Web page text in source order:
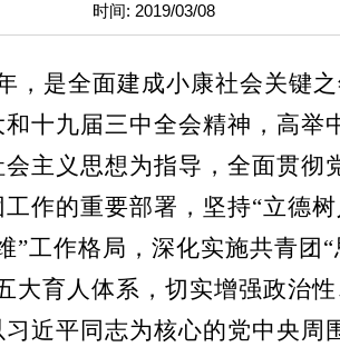
时间: 2019/03/08
，是全面建成小康社会关键之
十九届三中全会精神，高举
主义思想为指导，全面贯彻
作的重要部署，坚持“立德
”工作格局，深化实施共青团
大育人体系，切实增强政治
近平同志为核心的党中央周